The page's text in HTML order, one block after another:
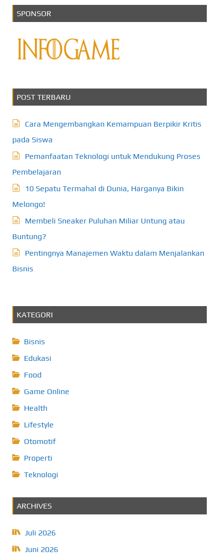
SPONSOR
POST TERBARU
Cara Mengembangkan Kemampuan Berpikir Kritis
pada Siswa
Pemanfaatan Teknologi untuk Mendukung Proses
Pembelajaran
10 Sepatu Termahal di Dunia, Harganya Bikin
Melongo!
Membeli Sneaker Puluhan Miliar Untung atau
Buntung?
Pentingnya Manajemen Waktu dalam Menjalankan
Bisnis
KATEGORI
Bisnis
Edukasi
Food
Game Online
Health
Lifestyle
Otomotif
Properti
Teknologi
ARCHIVES
Juli 2026
Juni 2026